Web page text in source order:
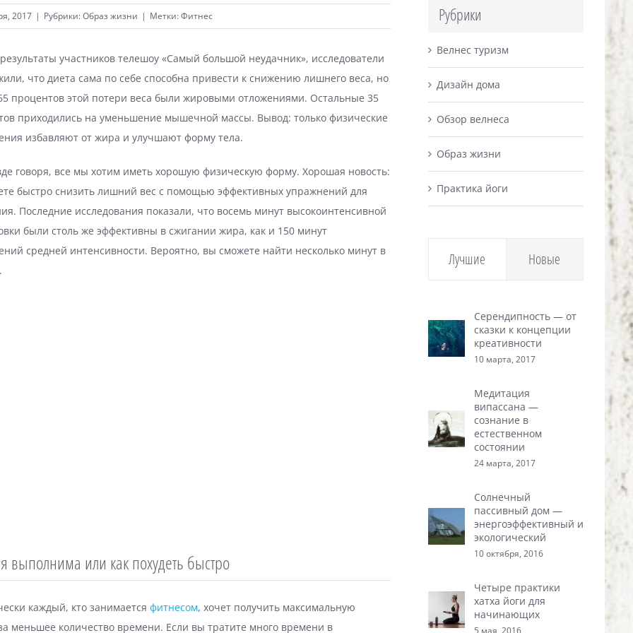
2017 | Рубрики:Образ жизни | Метки:Фитнес
участников телешоу «Самый большой неудачник», исследователи
что диета сама по себе способна привести к снижению лишнего веса, но
процентов этой потери веса были жировыми отложениями. Остальные 35
приходились на уменьшение мышечной массы. Вывод: только физические
избавляют от жира и улучшают форму тела.
говоря, все мы хотим иметь хорошую физическую форму. Хорошая новость:
быстро снизить лишний вес с помощью эффективных упражнений для
Последние исследования показали, что восемь минут высокоинтенсивной
были столь же эффективны в сжигании жира, как и 150 минут
средней интенсивности. Вероятно, вы сможете найти несколько минут в
выполнима или как похудеть быстро
каждый, кто занимается фитнесом, хочет получить максимальную
меньшее количество времени. Если вы тратите много времени в
Рубрики
Велнес туризм
Дизайн дома
Обзор велнеса
Образ жизни
Практика йоги
Лучшие Новые
Серендипность — от
сказки к концепции
креативности
10 марта, 2017
Медитация
випассана —
сознание в
естественном
состоянии
24 марта, 2017
Солнечный
пассивный дом —
энергоэффективный и
экологический
10 октября, 2016
Четыре практики
хатха йоги для
начинающих
5 мая, 2016